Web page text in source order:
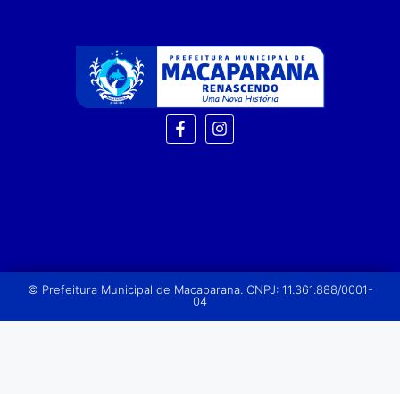
© Prefeitura Municipal de Macaparana. CNPJ: 11.361.888/0001-
04